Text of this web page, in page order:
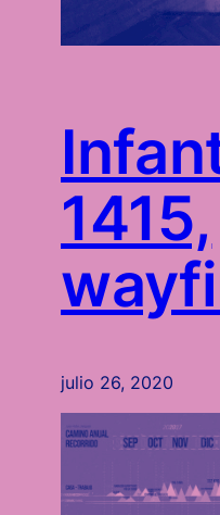
1415,
julio 26, 2020